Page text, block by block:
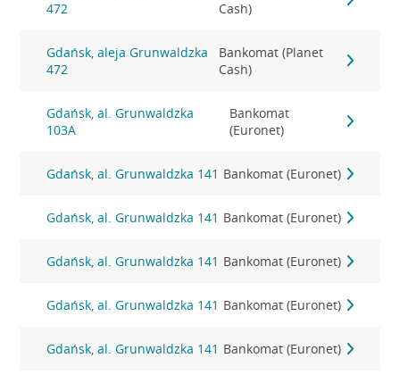
472
Cash)
Gdańsk, aleja Grunwaldzka
472
Bankomat (Planet
Cash)
Gdańsk, al. Grunwaldzka
103A
Bankomat
(Euronet)
Gdańsk, al. Grunwaldzka 141 Bankomat (Euronet)
Gdańsk, al. Grunwaldzka 141 Bankomat (Euronet)
Gdańsk, al. Grunwaldzka 141 Bankomat (Euronet)
Gdańsk, al. Grunwaldzka 141 Bankomat (Euronet)
Gdańsk, al. Grunwaldzka 141 Bankomat (Euronet)